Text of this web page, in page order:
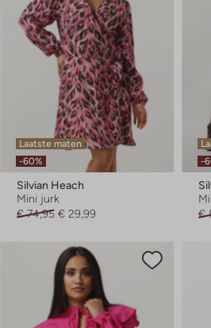
Laatste maten
-60%
Silvian Heach
Mini jurk
€ 74,95 € 29,99
-
€